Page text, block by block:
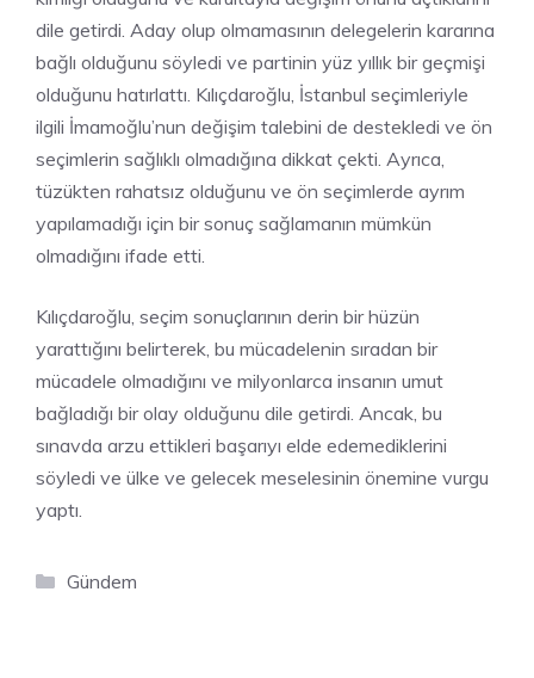
dile getirdi. Aday olup olmamasının delegelerin kararına
bağlı olduğunu söyledi ve partinin yüz yıllık bir geçmişi
olduğunu hatırlattı. Kılıçdaroğlu, İstanbul seçimleriyle
ilgili İmamoğlu’nun değişim talebini de destekledi ve ön
seçimlerin sağlıklı olmadığına dikkat çekti. Ayrıca,
tüzükten rahatsız olduğunu ve ön seçimlerde ayrım
yapılamadığı için bir sonuç sağlamanın mümkün
olmadığını ifade etti.
Kılıçdaroğlu, seçim sonuçlarının derin bir hüzün
yarattığını belirterek, bu mücadelenin sıradan bir
mücadele olmadığını ve milyonlarca insanın umut
bağladığı bir olay olduğunu dile getirdi. Ancak, bu
sınavda arzu ettikleri başarıyı elde edemediklerini
söyledi ve ülke ve gelecek meselesinin önemine vurgu
yaptı.
Kategoriler
Gündem